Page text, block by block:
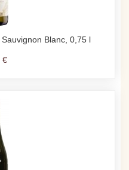
Blanc, 0,75 l
€